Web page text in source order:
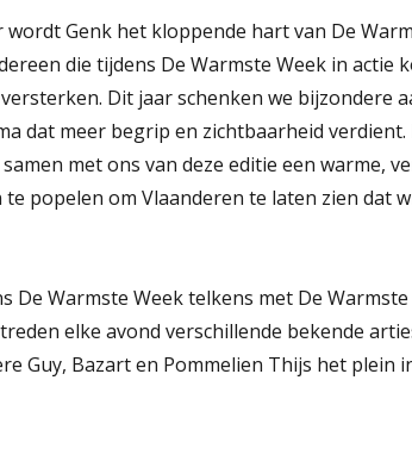
Genk het kloppende hart van De
die tijdens De Warmste Week in actie
Dit jaar schenken we bijzondere
dat meer begrip en zichtbaarheid verdient.
met ons van deze editie een warme,
popelen om Vlaanderen te laten zien dat
De Warmste Week telkens met De Warmste
elke avond verschillende bekende
Guy, Bazart en Pommelien Thijs het plein